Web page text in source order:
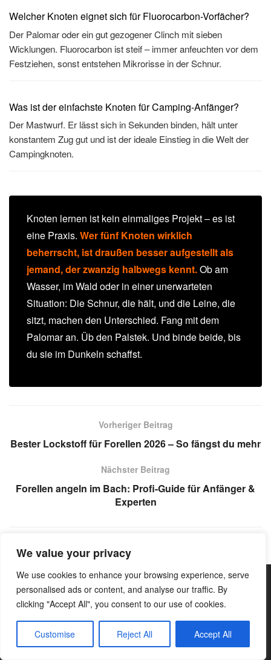
We value your privacy
We use cookies to enhance your browsing experience, serve
personalised ads or content, and analyse our traffic. By
clicking "Accept All", you consent to our use of cookies.
Customise Reject All Accept All
Welcher Knoten eignet sich für Fluorocarbon-Vorfächer?
Der Palomar oder ein gut gezogener Clinch mit sieben
Wicklungen. Fluorocarbon ist steif – immer anfeuchten vor dem
Festziehen, sonst entstehen Mikrorisse in der Schnur.
Was ist der einfachste Knoten für Camping-Anfänger?
Der Mastwurf. Er lässt sich in Sekunden binden, hält unter
konstantem Zug gut und ist der ideale Einstieg in die Welt der
Campingknoten.
Knoten lernen ist kein einmaliges Projekt – es ist
eine Praxis. Wer fünf Knoten wirklich
beherrscht, ist draußen besser aufgestellt als
jemand, der zwanzig halbwegs kennt.Ob am
Wasser, im Wald oder in einer unerwarteten
Situation: Die Schnur, die hält, und die Leine, die
sitzt, machen den Unterschied. Fang mit dem
Palomar an. Üb den Palstek. Und binde beide, bis
du sie im Dunkeln schaffst.
Vorheriger Beitrag
Bester Lockstoff für Forellen 2026 – So fängst du mehr
Nächster Beitrag
Forellen angeln im Bach: Profi-Guide für Anfänger &
Experten
Kategorien
Angeln
Bushcraft
Survival
Trekking
Wandern
Wissen